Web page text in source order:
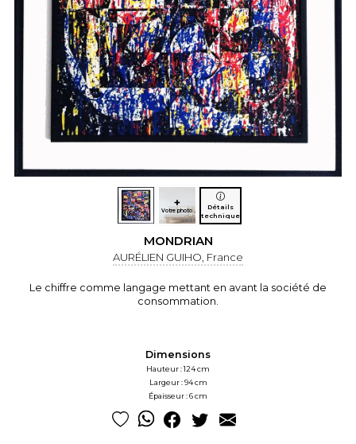
+
Votre photo
Détails
technique
MONDRIAN
AURÉLIEN GUIHO, France
Le chiffre comme langage mettant en avant la société de
consommation.
Dimensions
Hauteur : 124 cm
Largeur : 94 cm
Épaisseur : 6 cm